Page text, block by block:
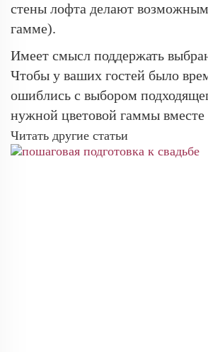
стены лофта делают
гамме).
Имеет смысл поддержать
Чтобы у ваших гостей было
ошиблись с выбором
нужной цветовой гаммы
Читать другие статьи